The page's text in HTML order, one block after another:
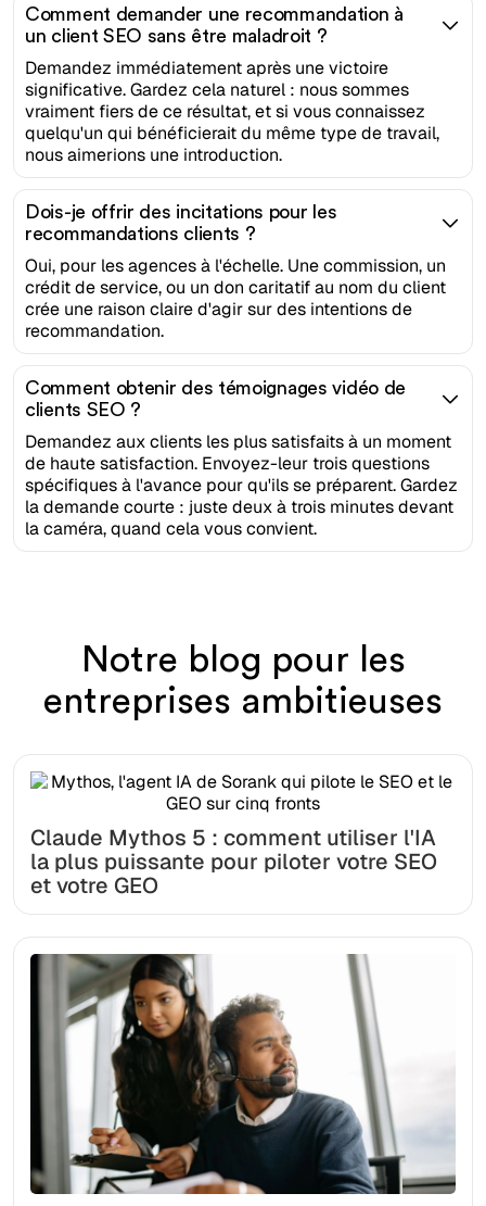
Comment demander une recommandation à
un client SEO sans être maladroit ?
Demandez immédiatement après une victoire
significative. Gardez cela naturel : nous sommes
vraiment fiers de ce résultat, et si vous connaissez
quelqu'un qui bénéficierait du même type de travail,
nous aimerions une introduction.
Dois-je offrir des incitations pour les
recommandations clients ?
Oui, pour les agences à l'échelle. Une commission, un
crédit de service, ou un don caritatif au nom du client
crée une raison claire d'agir sur des intentions de
recommandation.
Comment obtenir des témoignages vidéo de
clients SEO ?
Demandez aux clients les plus satisfaits à un moment
de haute satisfaction. Envoyez-leur trois questions
spécifiques à l'avance pour qu'ils se préparent. Gardez
la demande courte : juste deux à trois minutes devant
la caméra, quand cela vous convient.
Notre blog pour les
entreprises ambitieuses
Claude Mythos 5 : comment utiliser l'IA
la plus puissante pour piloter votre SEO
et votre GEO